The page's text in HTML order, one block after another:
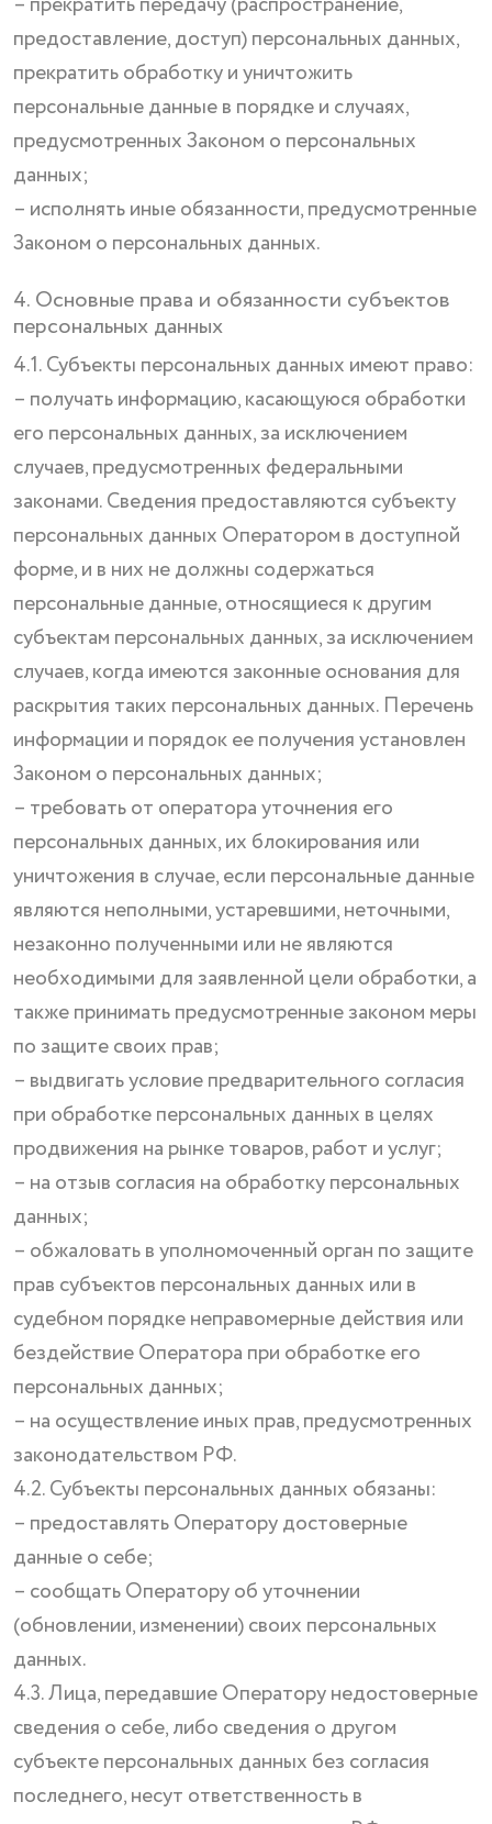
предоставление, доступ) персональных данных,
прекратить обработку и уничтожить
персональные данные в порядке и случаях,
предусмотренных Законом о персональных
данных;
– исполнять иные обязанности, предусмотренные
Законом о персональных данных.
4. Основные права и обязанности субъектов
персональных данных
4.1. Субъекты персональных данных имеют право:
– получать информацию, касающуюся обработки
его персональных данных, за исключением
случаев, предусмотренных федеральными
законами. Сведения предоставляются субъекту
персональных данных Оператором в доступной
форме, и в них не должны содержаться
персональные данные, относящиеся к другим
субъектам персональных данных, за исключением
случаев, когда имеются законные основания для
раскрытия таких персональных данных. Перечень
информации и порядок ее получения установлен
Законом о персональных данных;
– требовать от оператора уточнения его
персональных данных, их блокирования или
уничтожения в случае, если персональные данные
являются неполными, устаревшими, неточными,
незаконно полученными или не являются
необходимыми для заявленной цели обработки, а
также принимать предусмотренные законом меры
по защите своих прав;
– выдвигать условие предварительного согласия
при обработке персональных данных в целях
продвижения на рынке товаров, работ и услуг;
– на отзыв согласия на обработку персональных
данных;
– обжаловать в уполномоченный орган по защите
прав субъектов персональных данных или в
судебном порядке неправомерные действия или
бездействие Оператора при обработке его
персональных данных;
– на осуществление иных прав, предусмотренных
законодательством РФ.
4.2. Субъекты персональных данных обязаны:
– предоставлять Оператору достоверные
данные о себе;
– сообщать Оператору об уточнении
(обновлении, изменении) своих персональных
данных.
4.3. Лица, передавшие Оператору недостоверные
сведения о себе, либо сведения о другом
субъекте персональных данных без согласия
последнего, несут ответственность в